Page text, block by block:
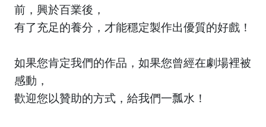
前，興於百業後，
有了充足的養分，才能穩定製作出優質的好戲！
如果您肯定我們的作品，如果您曾經在劇場裡被
感動，
歡迎您以贊助的方式，給我們一瓢水！